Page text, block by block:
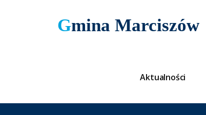
Gmina Marciszów
Aktualności